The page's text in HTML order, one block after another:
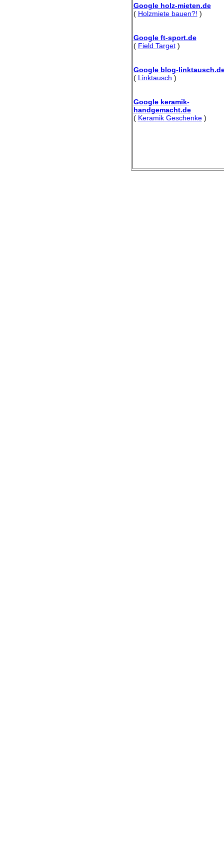
Google holz-mieten.de
( Holzmiete bauen?! )
Google ft-sport.de
( Field Target)
Google blog-
( Linktausch )
Google keramik-
handgemacht.de
( Keramik Geschenke)